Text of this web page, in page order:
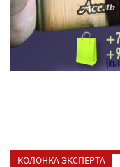
КОЛОНКА ЭКСПЕРТА